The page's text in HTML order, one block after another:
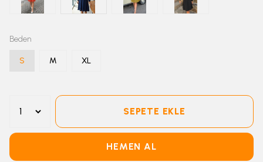
Beden
S M XL
SEPETE EKLE
HEMEN AL